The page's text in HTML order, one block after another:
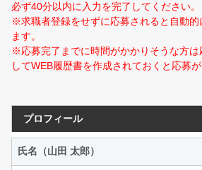
必ず40分以内に入力を完了してください。
※求職者登録をせずに応募されると自動的
ます。
※応募完了までに時間がかかりそうな方は
してWEB履歴書を作成されておくと応募が
プロフィール
氏名（山田 太郎）